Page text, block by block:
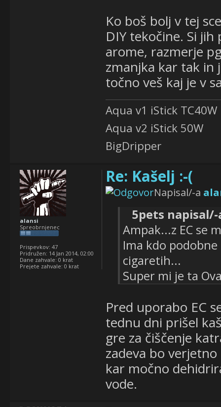
Ko boš bolj v tej
DIY tekočine. Si
arome, razmerje
zmanjka kar tak in
točno veš kaj je v
Aqua v1 iStick TC40W
Aqua v2 iStick 50W
BigDripper
Re: Kašelj :-(
Napisal/-a
5pets napisal/-
Ampak...z EC se
Ima kdo
cigaretih...
Super mi je ta
Pred uporabo EC
tednu dni prišel
gre za čiščenje
zadeva bo
kar močno
vode.
alansi
Spreobrnjenec
Prispevkov: 47
Pridružen: 14 Jan 2014, 02:00
Dane zahvale: 0 krat
Prejete zahvale: 0 krat